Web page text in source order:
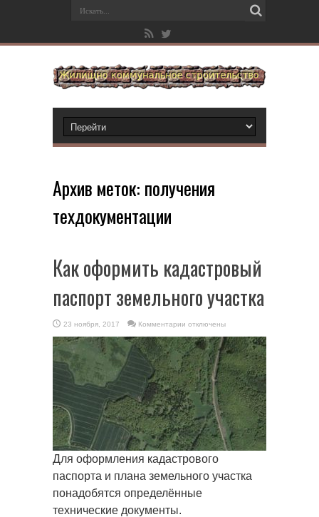
Архив меток: получения
техдокументации
Как оформить кадастровый
паспорт земельного участка
23 ноября, 2017 Комментарии
Как
оформить
кадастровый
паспорт
земельного
участка
отключены
Для оформления кадастрового
паспорта и плана земельного участка
понадобятся определённые
технические документы.